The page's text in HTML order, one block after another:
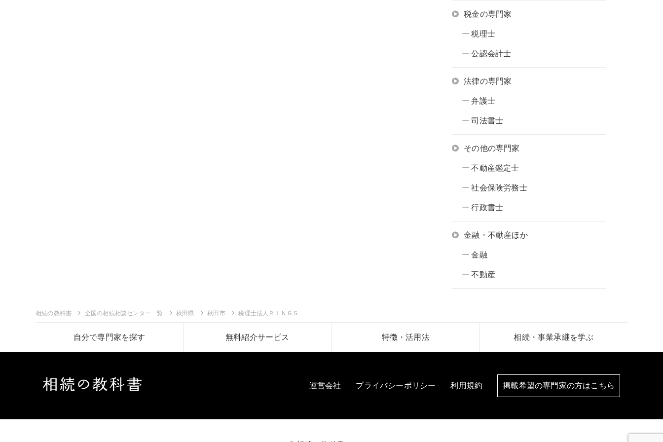
税金の専門家
税理士
公認会計士
法律の専門家
弁護士
司法書士
その他の専門家
不動産鑑定士
社会保険労務士
行政書士
金融・不動産ほか
金融
不動産
相続の教科書 全国の相続相談センター一覧 秋田県 秋田市 税理士法人ＲＩＮＧＳ
自分で専門家を探す 無料紹介サービス 特徴・活用法 相続・事業承継を学ぶ
運営会社 プライバシーポリシー 利用規約 掲載希望の専門家の方はこちら